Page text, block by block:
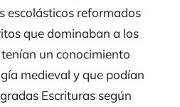
escolásticos reformados
que dominaban a los
un conocimiento
medieval y que podían
Escrituras según